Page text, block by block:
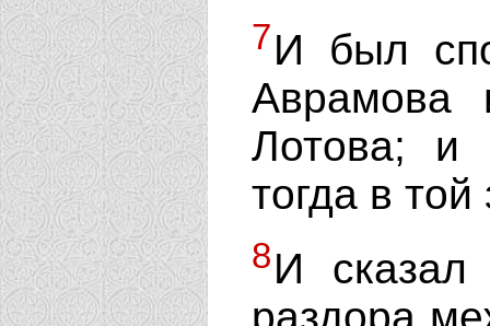
7И был
Аврамова
Лотова; и
тогда в
8И